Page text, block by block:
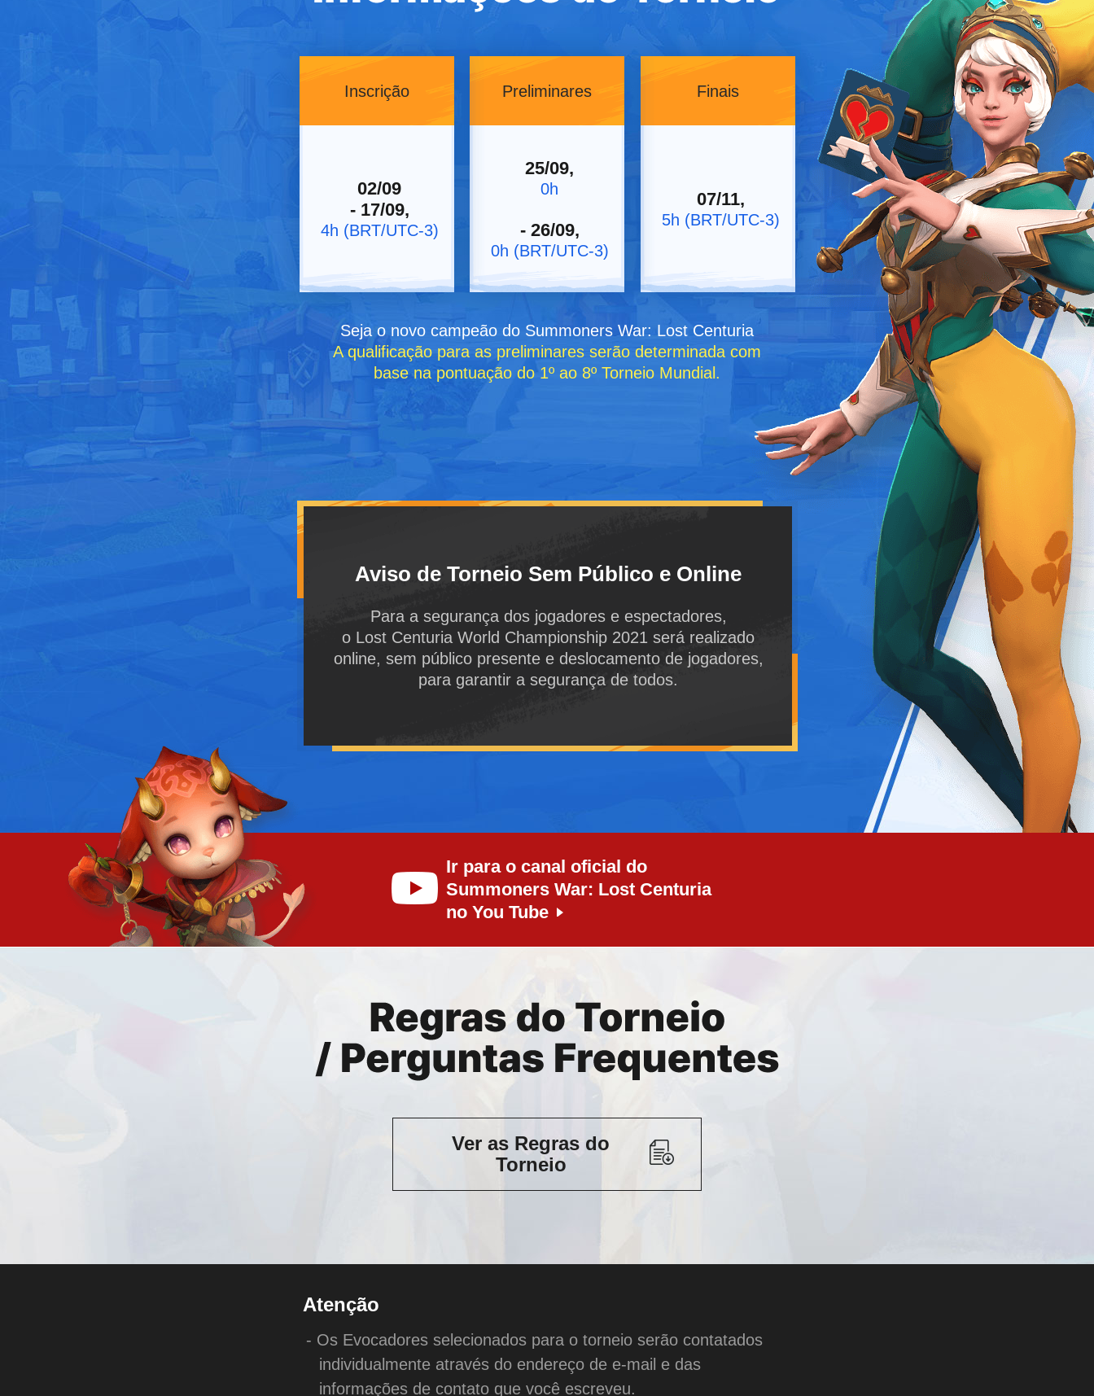
Inscrição
02/09
- 17/09,
4h (BRT/UTC-3)
Preliminares
25/09,
0h
- 26/09,
0h (BRT/UTC-3)
Finais
07/11,
5h (BRT/UTC-3)
Seja o novo campeão do Summoners War: Lost Centuria
A qualificação para as preliminares serão determinada com
base na pontuação do 1º ao 8º Torneio Mundial.
Aviso de Torneio Sem Público e Online
Para a segurança dos jogadores e espectadores,
o Lost Centuria World Championship 2021 será realizado
online, sem público presente e deslocamento de jogadores,
para garantir a segurança de todos.
Ir para o canal oficial do
Summoners War: Lost Centuria
no You Tube
Ver as Regras do
Torneio
Atenção
- Os Evocadores selecionados para o torneio serão contatados
individualmente através do endereço de e-mail e das
informações de contato que você escreveu.